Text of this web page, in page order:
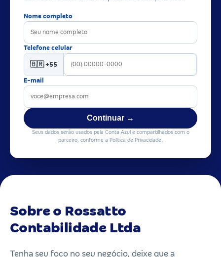
Nome completo
Telefone celular
🇧🇷 +55
E-mail
Continuar →
Seus dados serão usados pela Conta Azul e compartilhados com o
parceiro, conforme a Política de Privacidade.
Sobre o Rossatto
Contabilidade Ltda
Tenha seu foco no seu negócio, deixe que a